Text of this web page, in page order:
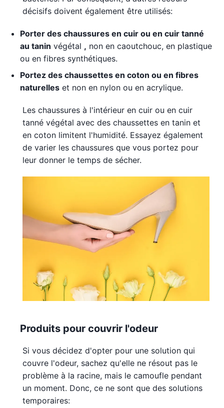
décisifs doivent également être utilisés:
Porter des chaussures en cuir ou en cuir tanné
au tanin végétal , non en caoutchouc, en plastique
ou en fibres synthétiques.
Portez des chaussettes en coton ou en fibres
naturelles et non en nylon ou en acrylique.
Les chaussures à l'intérieur en cuir ou en cuir
tanné végétal avec des chaussettes en tanin et
en coton limitent l'humidité. Essayez également
de varier les chaussures que vous portez pour
leur donner le temps de sécher.
Produits pour couvrir l'odeur
Si vous décidez d'opter pour une solution qui
couvre l'odeur, sachez qu'elle ne résout pas le
problème à la racine, mais le camoufle pendant
un moment. Donc, ce ne sont que des solutions
temporaires: